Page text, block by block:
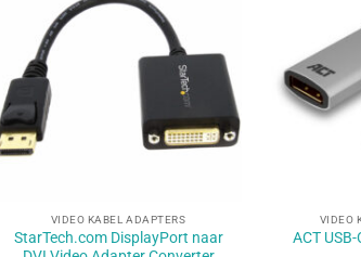
VIDEO KABEL ADAPTERS
StarTech.com DisplayPort naar
VIDEO
ACT